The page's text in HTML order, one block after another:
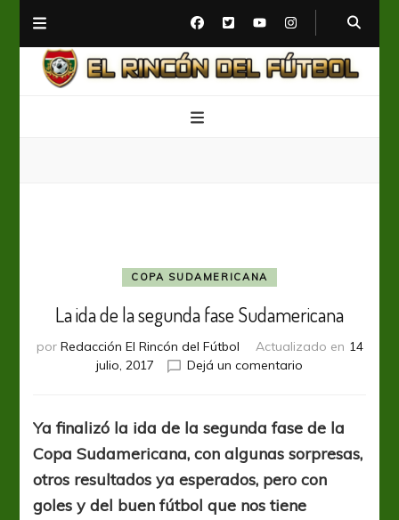
COPA SUDAMERICANA
La ida de la segunda fase Sudamericana
por Redacción El Rincón del Fútbol Actualizado en 14
julio, 2017
Dejá un comentario
de
la
segunda
fase
Ya finalizó la ida de la segunda fase de la
Copa Sudamericana, con algunas sorpresas,
otros resultados ya esperados, pero con
goles y del buen fútbol que nos tiene